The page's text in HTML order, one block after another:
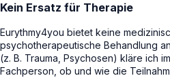
Kein Ersatz für Therapie
Eurythmy4you bietet keine
psychotherapeutische Behandlung
(z. B. Trauma, Psychosen) kläre ich
Fachperson, ob und wie die